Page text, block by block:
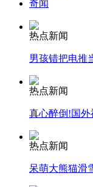
女孩北京地铁
外交部：反对
外交部：有关
奇闻
热点新闻
男孩错把电推
热点新闻
真心醉倒!国
热点新闻
呆萌大熊猫滑